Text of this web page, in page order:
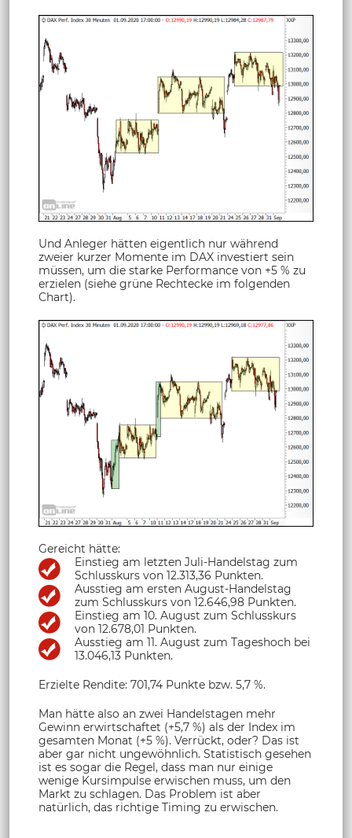
Und Anleger hätten eigentlich nur während
zweier kurzer Momente im DAX investiert sein
müssen, um die starke Performance von +5 % zu
erzielen (siehe grüne Rechtecke im folgenden
Chart).
Gereicht hätte:
Einstieg am letzten Juli-Handelstag zum
Schlusskurs von 12.313,36 Punkten.
Ausstieg am ersten August-Handelstag
zum Schlusskurs von 12.646,98 Punkten.
Einstieg am 10. August zum Schlusskurs
von 12.678,01 Punkten.
Ausstieg am 11. August zum Tageshoch bei
13.046,13 Punkten.
Erzielte Rendite: 701,74 Punkte bzw. 5,7 %.
Man hätte also an zwei Handelstagen mehr
Gewinn erwirtschaftet (+5,7 %) als der Index im
gesamten Monat (+5 %). Verrückt, oder? Das ist
aber gar nicht ungewöhnlich. Statistisch gesehen
ist es sogar die Regel, dass man nur einige
wenige Kursimpulse erwischen muss, um den
Markt zu schlagen. Das Problem ist aber
natürlich, das richtige Timing zu erwischen.